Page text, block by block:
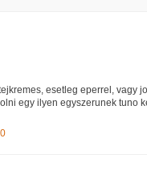
esetleg eperrel, vagy
egy ilyen egyszerunek tuno